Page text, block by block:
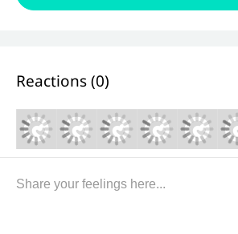
Reactions (0)